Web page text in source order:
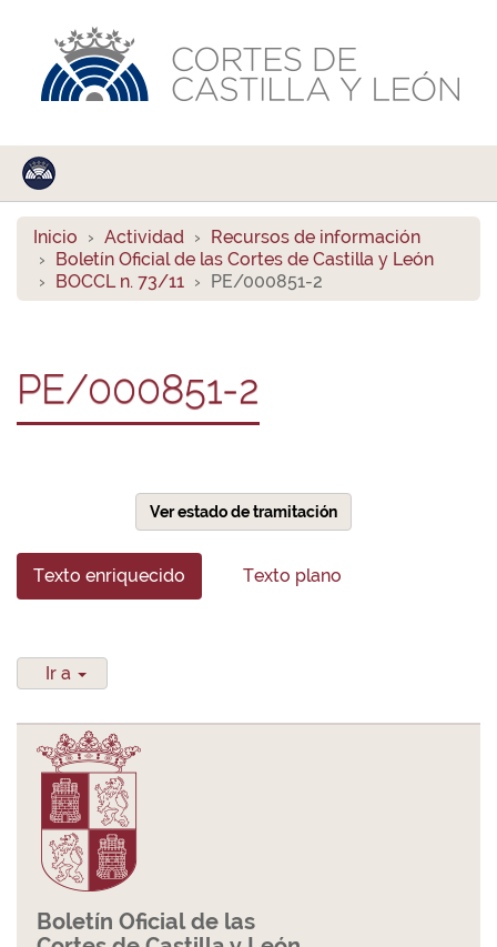
Inicio Actividad
Recursos de información
Boletín Oficial de las Cortes de Castilla y León
BOCCL n. 73/11
PE/000851-2
PE/000851-2
Ver estado de tramitación
Texto enriquecido Texto plano
Ir a
Boletín Oficial de las